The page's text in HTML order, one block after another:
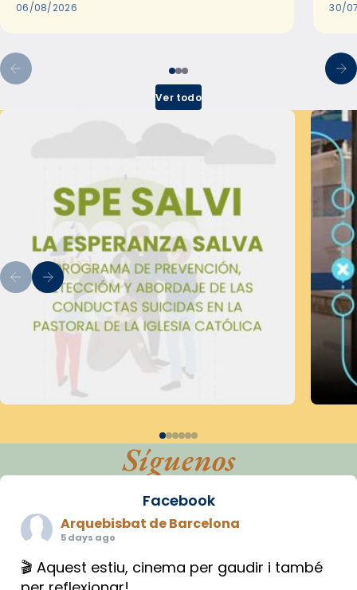
06/08/2026 30/
Ver todo
Síguenos
Facebook
Arquebisbat de Barcelona
5 days ago
🎬 Aquest estiu, cinema per gaudir i també